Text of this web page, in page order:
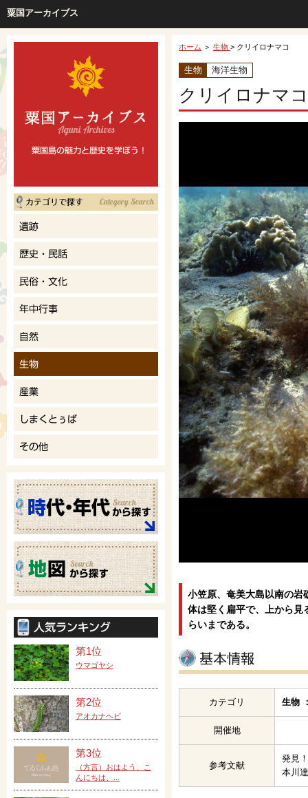
粟国アーカイブス
ホーム ＞ 生物 > クリイロナマコ
生物 海洋生物
クリイロナマ
小笠原、奄美大島以南の岩
体は堅く扁平で、上から見
らいまである。
カテゴリ 生物
開催地
参考文献
発見
本川
第1位
ウマゴヤシ
第2位
アオカナヘビ
第3位
（方言）おはよう、こ
んにちは、...